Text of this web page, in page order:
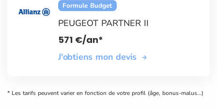
Formule Budget
PEUGEOT PARTNER II
571 €/an*
J'obtiens mon devis
* Les tarifs peuvent varier en fonction de votre profil (âge, bonus-malus...)